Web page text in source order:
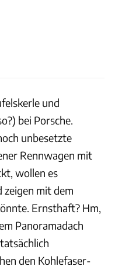
und
bei Porsche.
unbesetzte
Rennwagen mit
wollen es
zeigen mit dem
Ernsthaft? Hm,
Panoramadach
den Kohlefaser-